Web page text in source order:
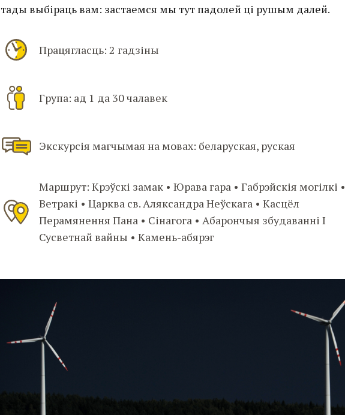
тады выбіраць вам: застаемся мы тут падолей ці рушым далей.
Працягласць: 2 гадзіны
Група: ад 1 да 30 чалавек
Экскурсія магчымая на мовах: беларуская, руская
Маршрут: Крэўскі замак • Юрава гара • Габрэйскія могілкі •
Ветракі • Царква св. Аляксандра Неўскага • Касцёл
Перамянення Пана • Сінагога • Абарончыя збудаванні І
Сусветнай вайны • Камень-абярэг